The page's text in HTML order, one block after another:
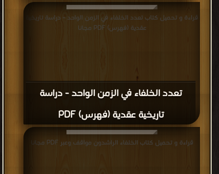
تعدد الخلفاء في الزمن الواحد - دراسة
تاريخية عقدية (فهرس) PDF
قراءة و تحميل كتاب تعدد الخلفاء في الزمن الواحد - دراسة تاريخية
عقدية (فهرس) PDF مجانا
قراءة و تحميل كتاب الخلفاء الراشدون مواقف وعبر PDF مجانا